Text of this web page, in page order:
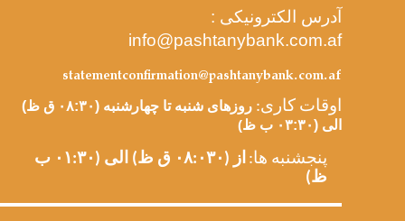
آدرس الکترونیکی :
info@pashtanybank.com.af
statementconfirmation@pashtanybank.com.af
اوقات کاری:
روزهای شنبه تا چهارشنبه (۰۸:۳۰ ق ظ)
الی (۰۳:۳۰ ب ظ
)
پنجشنبه ها: از (۰۸:۰۳
۰ ق ظ) الی (۰۱:۳۰ ب
ظ)